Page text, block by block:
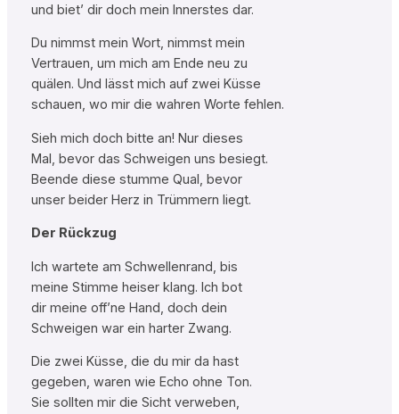
und biet’ dir doch mein Innerstes dar.
Du nimmst mein Wort, nimmst mein
Vertrauen, um mich am Ende neu zu
quälen. Und lässt mich auf zwei Küsse
schauen, wo mir die wahren Worte fehlen.
Sieh mich doch bitte an! Nur dieses
Mal, bevor das Schweigen uns besiegt.
Beende diese stumme Qual, bevor
unser beider Herz in Trümmern liegt.
Der Rückzug
Ich wartete am Schwellenrand, bis
meine Stimme heiser klang. Ich bot
dir meine off’ne Hand, doch dein
Schweigen war ein harter Zwang.
Die zwei Küsse, die du mir da hast
gegeben, waren wie Echo ohne Ton.
Sie sollten mir die Sicht verweben,